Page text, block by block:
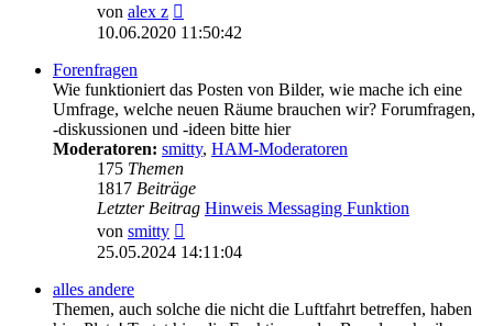
von alex z
Beitrag
10.06.2020 11:50:42
Forenfragen
Wie funktioniert das Posten von Bilder, wie mache ich eine
Umfrage, welche neuen Räume brauchen wir? Forumfragen,
-diskussionen und -ideen bitte hier
Moderatoren: smitty, HAM-Moderatoren
175 Themen
1817 Beiträge
Letzter Beitrag Hinweis Messaging Funktion
von smitty
Beitrag
25.05.2024 14:11:04
alles andere
Themen, auch solche die nicht die Luftfahrt betreffen, haben